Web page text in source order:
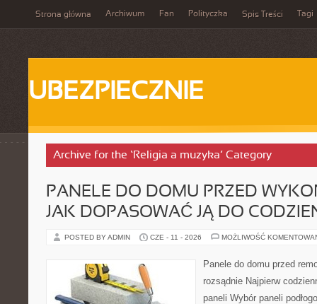
Strona główna Archiwum Fan Polityczka Spis Treści Tagi
UBEZPIECZNIE
Archive for the ‘Religia a muzyka’ Category
PANELE DO DOMU PRZED
JAK DOPASOWAĆ JĄ DO
POSTED BY ADMIN CZE - 11 - 2026 MOŻLIWOŚĆ
Panele do domu przed
rozsądnie Najpierw
paneli Wybór paneli